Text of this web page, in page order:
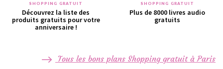
SHOPPING GRATUIT
Découvrez la liste des
produits gratuits pour votre
anniversaire !
SHOPPING GRATUIT
Plus de 8000 livres audio
gratuits
Tous les bons plans Shopping gratuit à Paris